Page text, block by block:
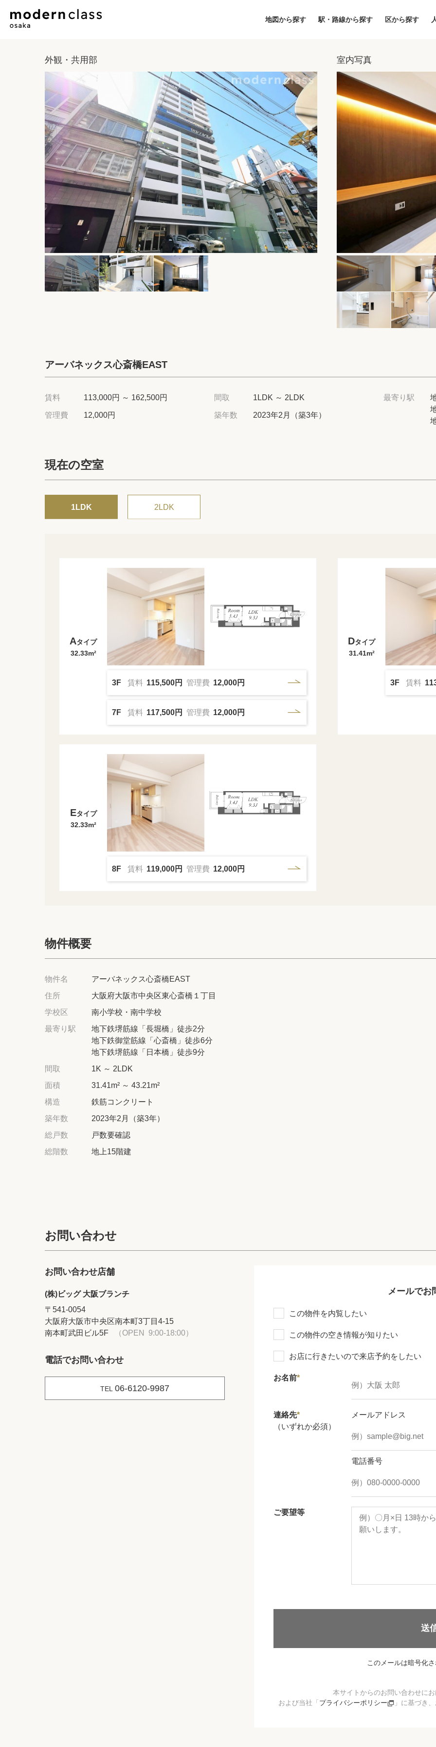
地図から探す 駅・路線から探す 区から探す
アクセスランキ
保存した物件
閲覧履歴
保存した検索条
店舗・スタッフ
各種お問い合わ
高級賃貸物件コラ
商標について
外観・共用部 室内写真
アーバネックス心斎橋EAST
賃料 113,000円 ～ 162,500円 間取 1LDK ～ 2LDK
管理費 12,000円 築年数 2023年2月（築3年）
最寄り駅
現在の空室
1LDK 2LDK
Aタイプ
32.33m²
3F 賃料 115,500円 管理費 12,000円
7F 賃料 117,500円 管理費 12,000円
Dタイプ
31.41m²
3F 賃料
Eタイプ
32.33m²
8F 賃料 119,000円 管理費 12,000円
物件概要
物件名
アーバネックス心斎橋EAST
住所
大阪府大阪市中央区東心斎橋１丁目
学校区
南小学校・南中学校
最寄り駅
地下鉄堺筋線「長堀橋」徒歩2分
地下鉄御堂筋線「心斎橋」徒歩6分
地下鉄堺筋線「日本橋」徒歩9分
間取
1K ～ 2LDK
面積
31.41m² ～ 43.21m²
構造
鉄筋コンクリート
築年数
2023年2月（築3年）
総戸数
戸数要確認
総階数
地上15階建
お問い合わせ
お問い合わせ店舗
(株)ビッグ 大阪ブランチ
〒541-0054
大阪府大阪市中央区南本町3丁目4-15
南本町武田ビル5F
（OPEN 9:00-18:00）
電話でお問い合わせ
TEL 06-6120-9987
メールでお
この物件を内覧したい
この物件の空き情報が知りたい
お店に行きたいので来店予約をしたい
お名前*
連絡先*
（いずれか必須）
メールアドレス
電話番号
ご要望等
送
このメールは暗号化さ
本サイトからのお問い合わせにお
および当社「プライバシーポリシー 」に基づき